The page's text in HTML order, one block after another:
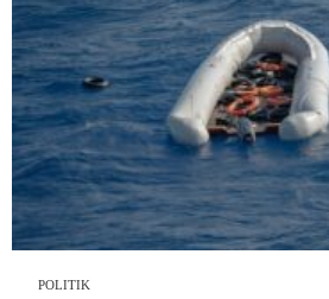
POLITIK